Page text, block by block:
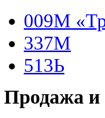
009М
337М
513Ь
Продажа и